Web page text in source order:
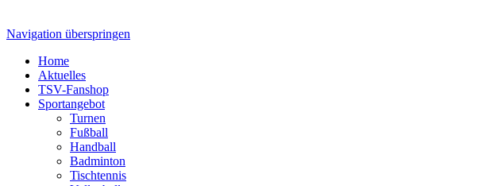
Navigation überspringen
Home
Aktuelles
TSV-Fanshop
Sportangebot
Turnen
Fußball
Handball
Badminton
Tischtennis